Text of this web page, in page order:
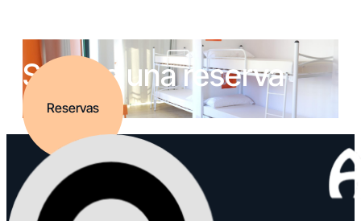
Solicita una reserva
Reservas